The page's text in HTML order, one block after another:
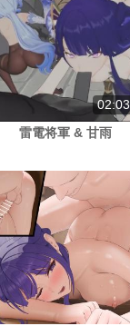
02:03
雷電将軍 & 甘雨